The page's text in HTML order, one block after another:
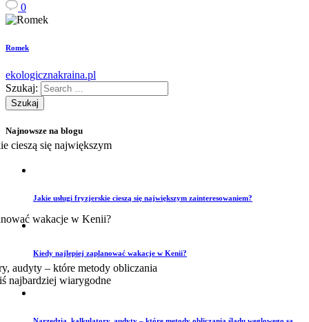
0
Romek
ekologicznakraina.pl
Szukaj:
Najnowsze na blogu
Jakie usługi fryzjerskie cieszą się największym zainteresowaniem?
Kiedy najlepiej zaplanować wakacje w Kenii?